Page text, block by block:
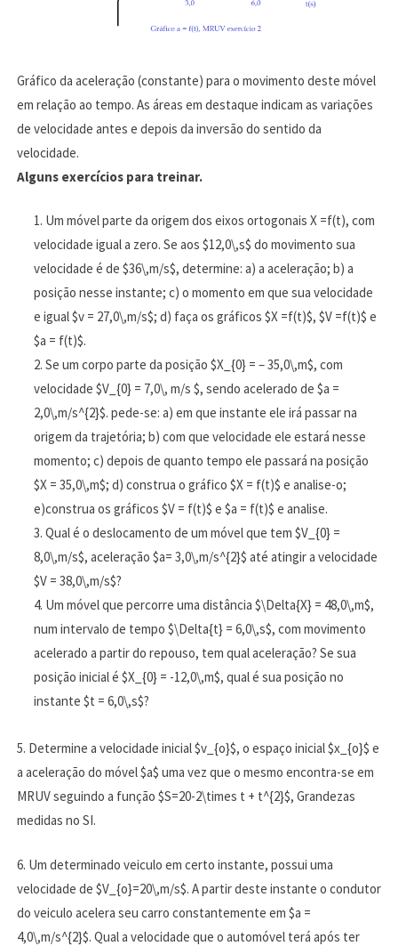
Gráfico da aceleração (constante) para o movimento deste móvel
em relação ao tempo. As áreas em destaque indicam as variações
de velocidade antes e depois da inversão do sentido da
velocidade.
Alguns exercícios para treinar.
Um móvel parte da origem dos eixos ortogonais X =f(t), com
velocidade igual a zero. Se aos $12,0\,s$ do movimento sua
velocidade é de $36\,m/s$, determine: a) a aceleração; b) a
posição nesse instante; c) o momento em que sua velocidade
e igual $v = 27,0\,m/s$; d) faça os gráficos $X =f(t)$, $V =f(t)$ e
$a = f(t)$.
Se um corpo parte da posição $X_{0} = – 35,0\,m$, com
velocidade $V_{0} = 7,0\, m/s $, sendo acelerado de $a =
2,0\,m/s^{2}$. pede-se: a) em que instante ele irá passar na
origem da trajetória; b) com que velocidade ele estará nesse
momento; c) depois de quanto tempo ele passará na posição
$X = 35,0\,m$; d) construa o gráfico $X = f(t)$ e analise-o;
e)construa os gráficos $V = f(t)$ e $a = f(t)$ e analise.
Qual é o deslocamento de um móvel que tem $V_{0} =
8,0\,m/s$, aceleração $a= 3,0\,m/s^{2}$ até atingir a velocidade
$V = 38,0\,m/s$?
Um móvel que percorre uma distância $\Delta{X} = 48,0\,m$,
num intervalo de tempo $\Delta{t} = 6,0\,s$, com movimento
acelerado a partir do repouso, tem qual aceleração? Se sua
posição inicial é $X_{0} = -12,0\,m$, qual é sua posição no
instante $t = 6,0\,s$?
5. Determine a velocidade inicial $v_{o}$, o espaço inicial $x_{o}$ e
a aceleração do móvel $a$ uma vez que o mesmo encontra-se em
MRUV seguindo a função $S=20-2\times t + t^{2}$, Grandezas
medidas no SI.
6. Um determinado veiculo em certo instante, possui uma
velocidade de $V_{o}=20\,m/s$. A partir deste instante o condutor
do veiculo acelera seu carro constantemente em $a =
4,0\,m/s^{2}$. Qual a velocidade que o automóvel terá após ter